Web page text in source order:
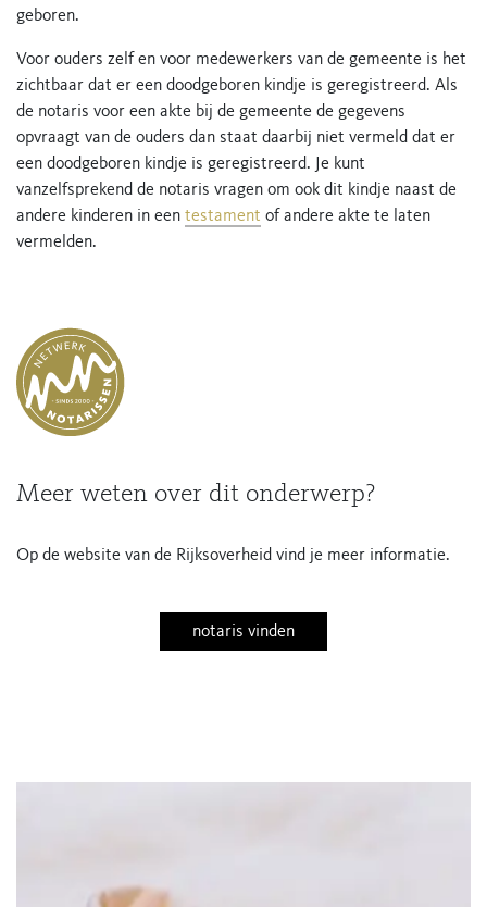
geboren.
Voor ouders zelf en voor medewerkers van de gemeente is het
zichtbaar dat er een doodgeboren kindje is geregistreerd. Als
de notaris voor een akte bij de gemeente de gegevens
opvraagt van de ouders dan staat daarbij niet vermeld dat er
een doodgeboren kindje is geregistreerd. Je kunt
vanzelfsprekend de notaris vragen om ook dit kindje naast de
andere kinderen in een testament of andere akte te laten
vermelden.
Meer weten over dit onderwerp?
Op de website van de Rijksoverheid vind je meer informatie.
notaris vinden